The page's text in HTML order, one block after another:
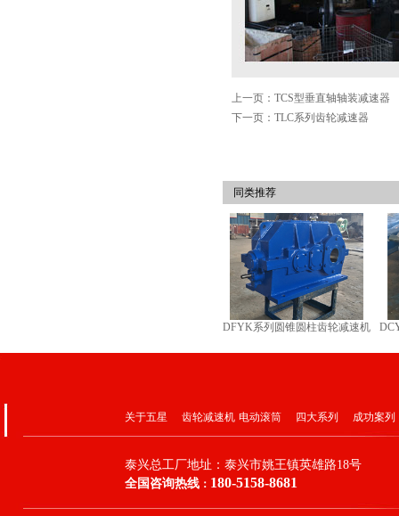
上一页：TCS型垂直轴轴装减速器
下一页：TLC系列齿轮减速器
同类推荐
DFYK系列圆锥圆柱齿轮减速机
关于五星 齿轮减速机 电动滚筒 四大系列 成功案列
泰兴总工厂地址： 泰兴市姚王镇英雄路18号
全国咨询热线 ： 180-5158-8681